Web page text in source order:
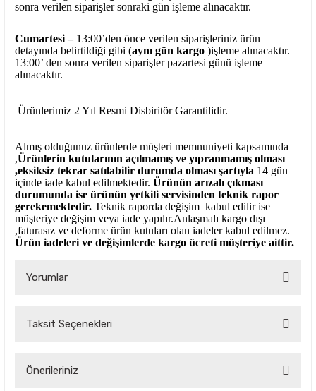
sonra verilen siparişler sonraki gün işleme alınacaktır.
Cumartesi – 13:00’den önce verilen siparişleriniz ürün
detayında belirtildiği gibi (aynı gün kargo )işleme alınacaktır.
13:00’ den sonra verilen siparişler pazartesi günü işleme
alınacaktır.
Ürünlerimiz 2 Yıl Resmi Disbiritör Garantilidir.
Almış olduğunuz ürünlerde müşteri memnuniyeti kapsamında
,Ürünlerin kutularının açılmamış ve yıpranmamış olması
,eksiksiz tekrar satılabilir durumda olması şartıyla 14 gün
içinde iade kabul edilmektedir. Ürünün arızalı çıkması
durumunda ise ürünün yetkili servisinden teknik rapor
gerekemektedir. Teknik raporda değişim kabul edilir ise
müşteriye değişim veya iade yapılır.Anlaşmalı kargo dışı
,faturasız ve deforme ürün kutuları olan iadeler kabul edilmez.
Ürün iadeleri ve değişimlerde kargo ücreti müşteriye aittir.
Yorumlar
Taksit Seçenekleri
Önerileriniz